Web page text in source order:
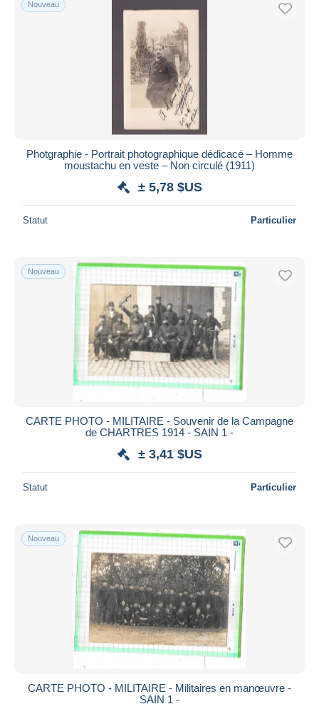
Uniquement en réduction
Méthodes de paiement
Virement bancaire
Mastercard
Bancontact
iDeal
Monde entier
Appliquer
Nouveau
Photgraphie - Portrait photographique dédicacé – Homme
moustachu en veste – Non circulé (1911)
± 5,78 $US
Statut Particulier
Nouveau
CARTE PHOTO - MILITAIRE - Souvenir de la Campagne
de CHARTRES 1914 - SAIN 1 -
± 3,41 $US
Statut Particulier
Nouveau
CARTE PHOTO - MILITAIRE - Militaires en manœuvre -
SAIN 1 -